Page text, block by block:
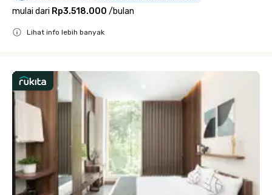
mulai dari Rp3.518.000 /bulan
Lihat info lebih banyak